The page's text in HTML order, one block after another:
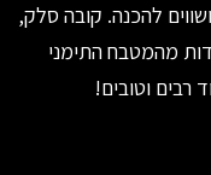
להכנה. קובה סלק,
מהמטבח התימני
רבים וטובים!